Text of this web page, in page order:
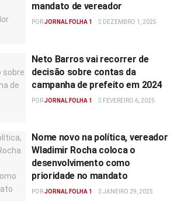
mandato de vereador
PORJORNAL FOLHA 1 DEZEMBRO 1, 2025
Neto Barros vai recorrer de
decisão sobre contas da
campanha de prefeito em 2024
PORJORNAL FOLHA 1 FEVEREIRO 6, 2025
Nome novo na política, vereador
Wladimir Rocha coloca o
desenvolvimento como
prioridade no mandato
PORJORNAL FOLHA 1 JANEIRO 29, 2025